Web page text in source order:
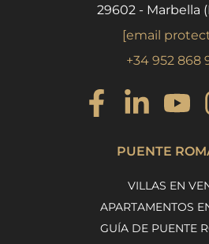
29602 - Marbella
[email
+34 952 868
PUENTE
VILLAS EN
APARTAMENTOS
GUÍA DE PUENTE